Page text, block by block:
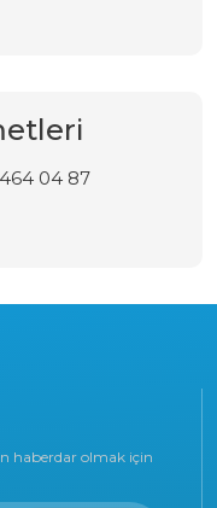
04 87
haberdar olmak için